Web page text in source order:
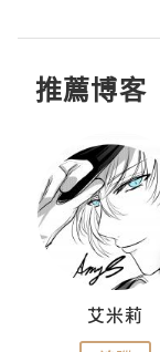
推薦博客
艾米莉